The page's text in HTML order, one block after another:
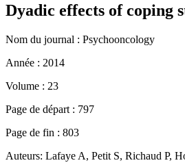
Dyadic effects of coping
Nom du journal : Psychooncology
Année : 2014
Volume : 23
Page de départ : 797
Page de fin : 803
Auteurs: Lafaye A, Petit S, Richaud P,